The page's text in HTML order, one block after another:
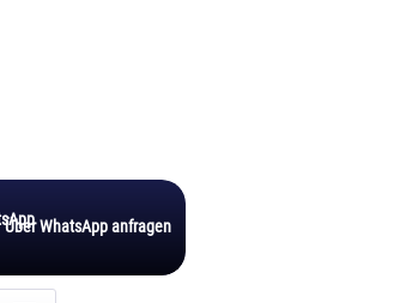
Über WhatsApp anfragen